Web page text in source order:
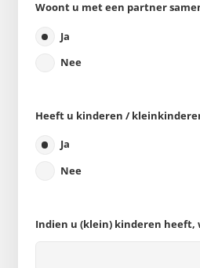
Woont u met een partner
Ja
Nee
Heeft u kinderen /
Ja
Nee
Indien u (klein) kinderen heeft,